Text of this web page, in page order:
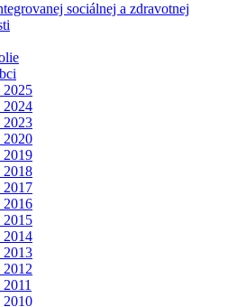
sociálnej a zdravotnej
2025
2024
2023
2020
2019
2018
2017
2016
2015
2014
2013
2010